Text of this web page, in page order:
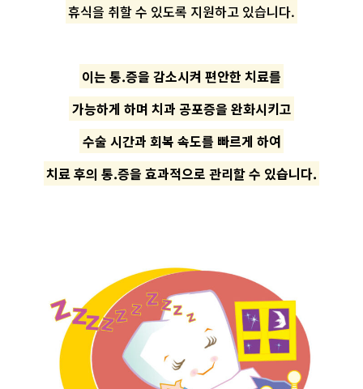
휴식을 취할 수 있도록 지원하고 있습니다.
이는 통.증을 감소시켜 편안한 치료를
가능하게 하며 치과 공포증을 완화시키고
수술 시간과 회복 속도를 빠르게 하여
치료 후의 통.증을 효과적으로 관리할 수 있습니다.